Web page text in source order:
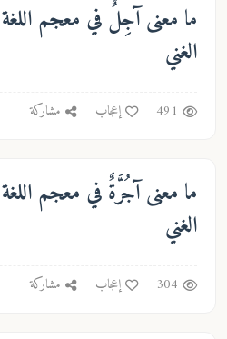
ما معنىآجِلٌفي معجم اللغة
الغني
491 إعجاب مشاركة
ما معنىآجُرَّةٌفي معجم اللغة
الغني
304 إعجاب مشاركة